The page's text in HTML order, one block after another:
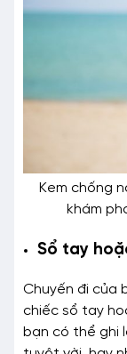
Kem chống
khám
Sổ tay
Chuyến đi của
chiếc sổ tay
bạn có thể ghi